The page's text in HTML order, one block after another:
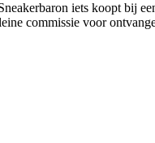
iets koopt bij
commissie voor